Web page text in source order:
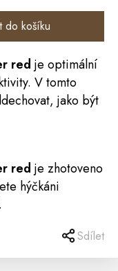
do košíku
red je optimální
V tomto
jako být
red je zhotoveno
hýčkáni
Sdílet